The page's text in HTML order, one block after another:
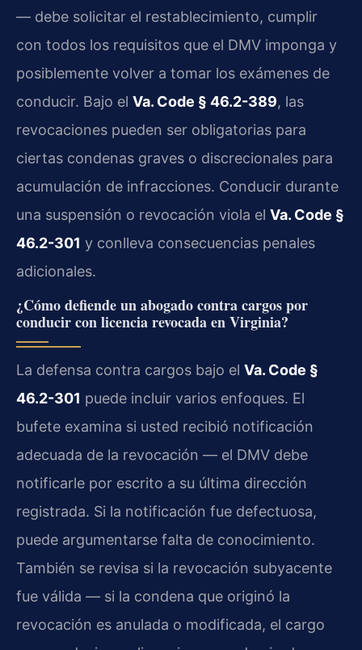
— debe solicitar el restablecimiento, cumplir
con todos los requisitos que el DMV imponga y
posiblemente volver a tomar los exámenes de
conducir. Bajo el Va. Code § 46.2-389, las
revocaciones pueden ser obligatorias para
ciertas condenas graves o discrecionales para
acumulación de infracciones. Conducir durante
una suspensión o revocación viola el Va. Code §
46.2-301 y conlleva consecuencias penales
adicionales.
¿Cómo defiende un abogado contra cargos por
conducir con licencia revocada en Virginia?
La defensa contra cargos bajo el Va. Code §
46.2-301 puede incluir varios enfoques. El
bufete examina si usted recibió notificación
adecuada de la revocación — el DMV debe
notificarle por escrito a su última dirección
registrada. Si la notificación fue defectuosa,
puede argumentarse falta de conocimiento.
También se revisa si la revocación subyacente
fue válida — si la condena que originó la
revocación es anulada o modificada, el cargo